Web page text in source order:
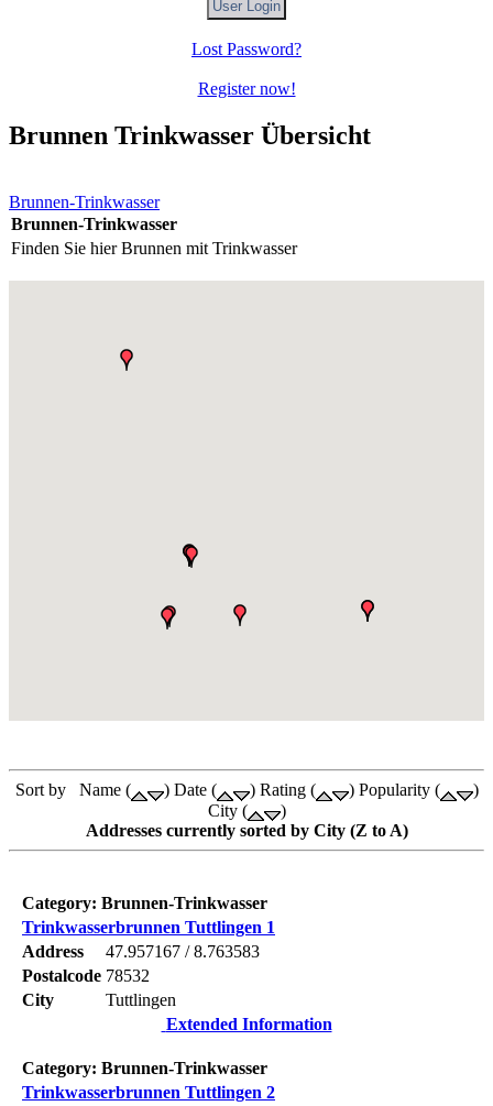
Lost Password?
Register now!
Brunnen Trinkwasser Übersicht
Brunnen-Trinkwasser
Brunnen-Trinkwasser
Finden Sie hier Brunnen mit Trinkwasser
Sort by Name ( ) Date ( ) Rating ( ) Popularity (
)
City (
)
Addresses currently sorted by City (Z to A)
Category: Brunnen-Trinkwasser
Trinkwasserbrunnen Tuttlingen 1
Address
47.957167 / 8.763583
Postalcode 78532
City
Tuttlingen
Extended Information
Category: Brunnen-Trinkwasser
Trinkwasserbrunnen Tuttlingen 2